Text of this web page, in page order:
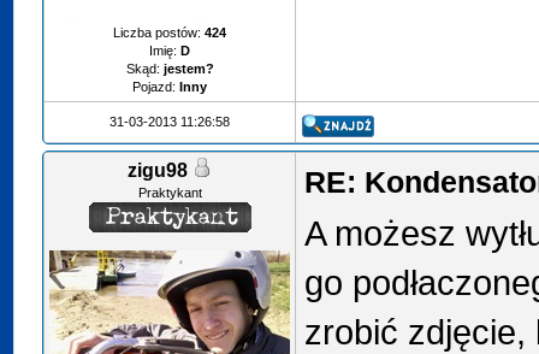
Liczba postów:424
Imię: D
Skąd: jestem?
Pojazd: Inny
31-03-2013 11:26:58
zigu98
Praktykant RE:
A możesz
go
zrobić zdjęcie,